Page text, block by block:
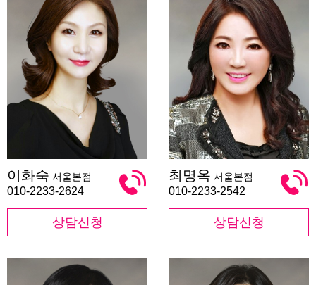
화
숙
이화숙 서울본점
010-2233-2624
상담신청
명
옥
최명옥 서울본점
010-2233-2542
상담신청